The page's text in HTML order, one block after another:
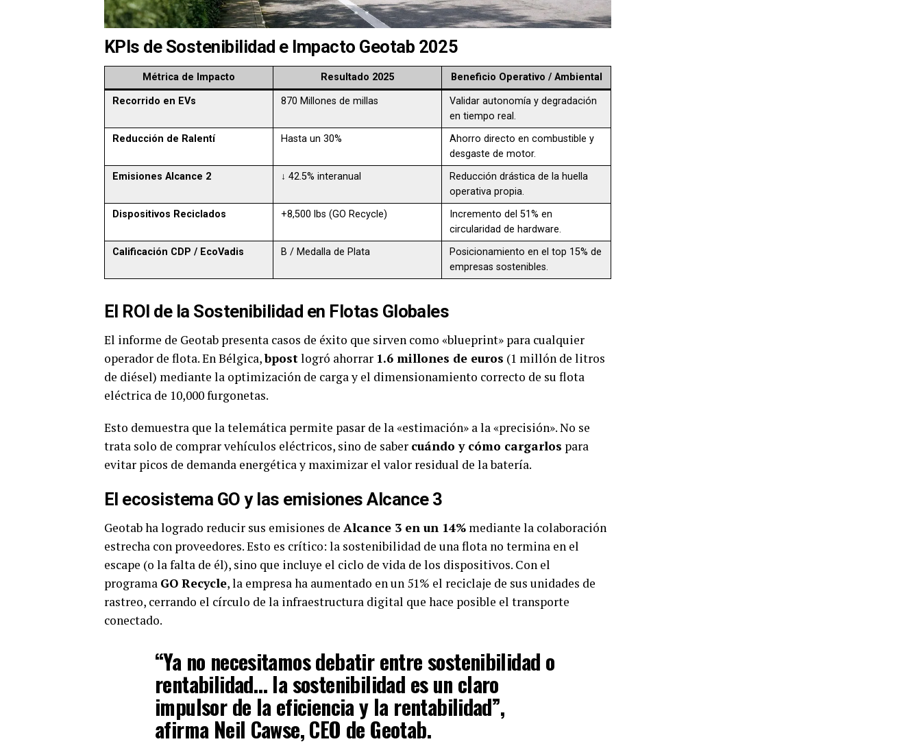
KPIs de Sostenibilidad e Impacto Geotab 2025
Métrica de Impacto Resultado 2025 Beneficio Operativo / Ambiental
Recorrido en EVs 870 Millones de millas
Validar autonomía y degradación
en tiempo real.
Reducción de Ralentí
Hasta un 30%
Ahorro directo en combustible y
desgaste de motor.
Emisiones Alcance 2
↓ 42.5% interanual
Reducción drástica de la huella
operativa propia.
Dispositivos Reciclados
+8,500 lbs (GO Recycle)
Incremento del 51% en
circularidad de hardware.
Calificación CDP / EcoVadis
B / Medalla de Plata
Posicionamiento en el top 15% de
empresas sostenibles.
El ROI de la Sostenibilidad en Flotas Globales
El informe de Geotab presenta casos de éxito que sirven como «blueprint» para cualquier
operador de flota. En Bélgica,bpostlogró ahorrar 1.6 millones de euros (1 millón de litros
de diésel) mediante la optimización de carga y el dimensionamiento correcto de su flota
eléctrica de 10,000 furgonetas.
Esto demuestra que la telemática permite pasar de la «estimación» a la «precisión». No se
trata solo de comprar vehículos eléctricos, sino de saber cuándo y cómo cargarlos para
evitar picos de demanda energética y maximizar el valor residual de la batería.
El ecosistema GO y las emisiones Alcance 3
Geotab ha logrado reducir sus emisiones de Alcance 3 en un 14% mediante la colaboración
estrecha con proveedores. Esto es crítico: la sostenibilidad de una flota no termina en el
escape (o la falta de él), sino que incluye el ciclo de vida de los dispositivos. Con el
programa GO Recycle, la empresa ha aumentado en un 51% el reciclaje de sus unidades de
rastreo, cerrando el círculo de la infraestructura digital que hace posible el transporte
conectado.
“Ya no necesitamos debatir entre sostenibilidad o
rentabilidad… la sostenibilidad es un claro
impulsor de la eficiencia y la rentabilidad”,
afirma Neil Cawse, CEO de Geotab.